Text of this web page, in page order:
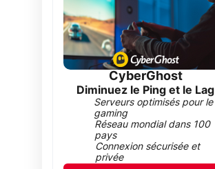
CyberGhost
Diminuez le Ping et le Lag
Serveurs optimisés pour le
gaming
Réseau mondial dans 100
pays
Connexion sécurisée et
privée